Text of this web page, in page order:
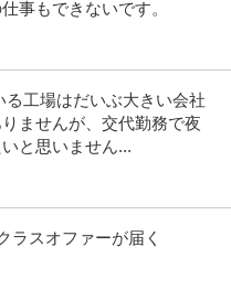
事もできないです。
工場はだいぶ大きい会社
ませんが、交代勤務で夜
と思いません...
ラスオファーが届く